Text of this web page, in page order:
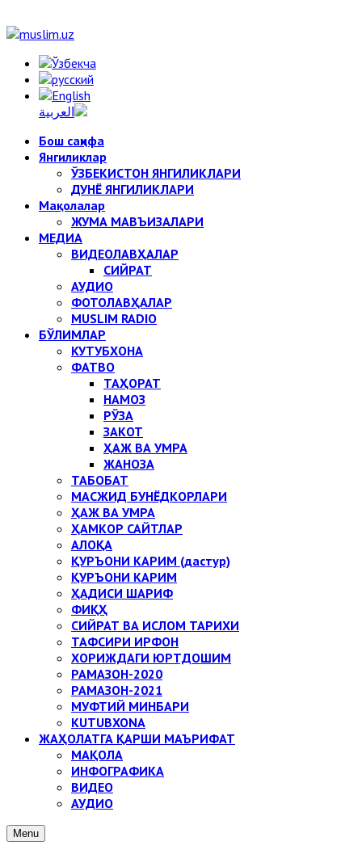
Бош саҳифа
Янгиликлар
ЎЗБЕКИСТОН ЯНГИЛИКЛАРИ
ДУНЁ ЯНГИЛИКЛАРИ
Мақолалар
ЖУМА МАВЪИЗАЛАРИ
МЕДИА
ВИДЕОЛАВҲАЛАР
СИЙРАТ
АУДИО
ФОТОЛАВҲАЛАР
MUSLIM RADIO
БЎЛИМЛАР
КУТУБХОНА
ФАТВО
ТАҲОРАТ
НАМОЗ
РЎЗА
ЗАКОТ
ҲАЖ ВА УМРА
ЖАНОЗА
ТАБОБАТ
МАСЖИД БУНЁДКОРЛАРИ
ҲАЖ ВА УМРА
ҲАМКОР САЙТЛАР
АЛОҚА
ҚУРЪОНИ КАРИМ (дастур)
ҚУРЪОНИ КАРИМ
ҲАДИСИ ШАРИФ
ФИҚҲ
СИЙРАТ ВА ИСЛОМ ТАРИХИ
ТАФСИРИ ИРФОН
ХОРИЖДАГИ ЮРТДОШИМ
РАМАЗОН-2020
РАМАЗОН-2021
МУФТИЙ МИНБАРИ
KUTUBXONA
ЖАҲОЛАТГА ҚАРШИ МАЪРИФАТ
МАҚОЛА
ИНФОГРАФИКА
ВИДЕО
АУДИО
Menu